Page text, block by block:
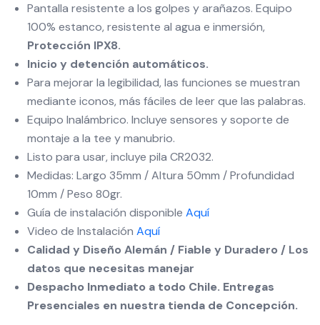
Pantalla resistente a los golpes y arañazos. Equipo
100% estanco, resistente al agua e inmersión,
Protección IPX8.
Inicio y detención automáticos.
Para mejorar la legibilidad, las funciones se muestran
mediante iconos, más fáciles de leer que las palabras.
Equipo Inalámbrico. Incluye sensores y soporte de
montaje a la tee y manubrio.
Listo para usar, incluye pila CR2032.
Medidas: Largo 35mm / Altura 50mm / Profundidad
10mm / Peso 80gr.
Guía de instalación disponible Aquí
Video de Instalación Aquí
Calidad y Diseño Alemán / Fiable y Duradero / Los
datos que necesitas manejar
Despacho Inmediato a todo Chile. Entregas
Presenciales en nuestra tienda de Concepción.